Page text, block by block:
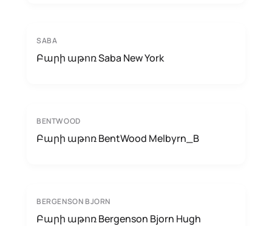
SABA
Բարի աթոռ Saba New York
BENTWOOD
Բարի աթոռ BentWood Melbyrn_B
BERGENSON BJORN
Բարի աթոռ Bergenson Bjorn Hugh